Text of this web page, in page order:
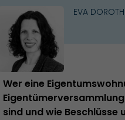
EVA
Wer eine
sind und wie